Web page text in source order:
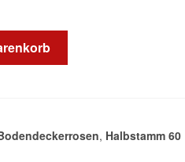
, Halbstamm 60